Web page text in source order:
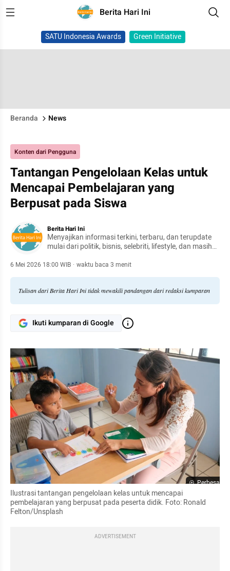
Berita Hari Ini
SATU Indonesia Awards Green Initiative
Beranda News
Konten dari Pengguna
Tantangan Pengelolaan Kelas untuk
Mencapai Pembelajaran yang
Berpusat pada Siswa
Berita Hari Ini
Menyajikan informasi terkini, terbaru, dan terupdate
mulai dari politik, bisnis, selebriti, lifestyle, dan masih
6 Mei 2026 18:00 WIB · waktu baca 3 menit
Tulisan dari Berita Hari Ini tidak mewakili pandangan dari redaksi kumparan
Ikuti kumparan di Google
Perbesar
Ilustrasi tantangan pengelolaan kelas untuk mencapai
pembelajaran yang berpusat pada peserta didik. Foto: Ronald
Felton/Unsplash
ADVERTISEMENT